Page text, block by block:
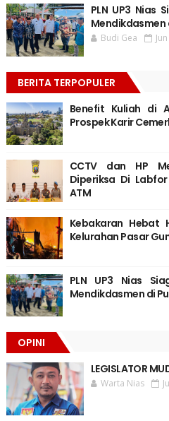
PLN UP3 Nias
Mendikdasmen
Budi Gea
BERITA TERPOPULER
Benefit Kuliah di
Prospek Karir
CCTV dan HP
Diperiksa Di
ATM
Kebakaran Hebat
Kelurahan Pasar
PLN UP3 Nias
Mendikdasmen di
OPINI
LEGISLATOR
Warta Nias